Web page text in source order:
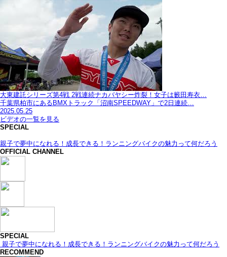
大東建託シリーズ第4戦 2戦連続ナカバヤシー炸裂！女子は籔田寿衣…
千葉県柏市にあるBMXトラック「沼南SPEEDWAY」で2日連続…
2025.05.25
ビデオの一覧を見る
SPECIAL
親子で夢中になれる！成長できる！ランニングバイクの魅力って何だろう
OFFICIAL CHANNEL
SPECIAL
親子で夢中になれる！成長できる！ランニングバイクの魅力って何だろう
RECOMMEND